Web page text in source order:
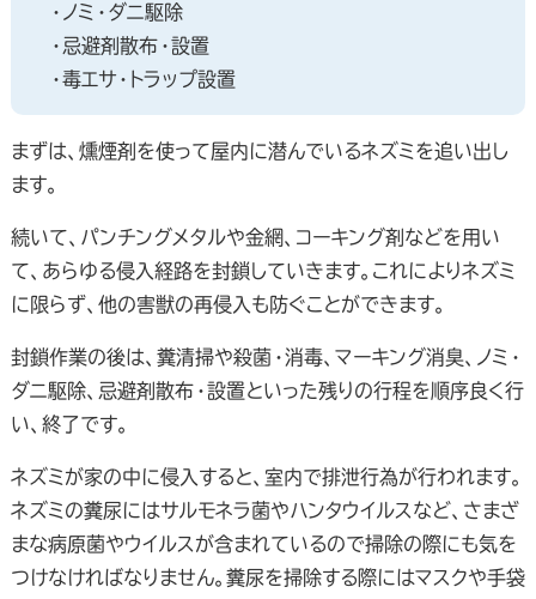
・ノミ・ダニ駆除
・忌避剤散布・設置
・毒エサ・トラップ設置
まずは、燻煙剤を使って屋内に潜んでいるネズミを追い出し
ます。
続いて、パンチングメタルや金網、コーキング剤などを用い
て、あらゆる侵入経路を封鎖していきます。これによりネズミ
に限らず、他の害獣の再侵入も防ぐことができます。
封鎖作業の後は、糞清掃や殺菌・消毒、マーキング消臭、ノミ・
ダニ駆除、忌避剤散布・設置といった残りの行程を順序良く行
い、終了です。
ネズミが家の中に侵入すると、室内で排泄行為が行われます。
ネズミの糞尿にはサルモネラ菌やハンタウイルスなど、さまざ
まな病原菌やウイルスが含まれているので掃除の際にも気を
つけなければなりません。糞尿を掃除する際にはマスクや手袋